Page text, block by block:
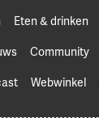
Eten & drinken
Community
Webwinkel